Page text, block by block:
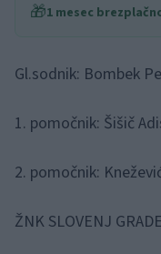
🎁1 mesec
Gl.sodnik: Bombek
1. pomočnik: Šišič
2. pomočnik:
ŽNK SLOVENJ